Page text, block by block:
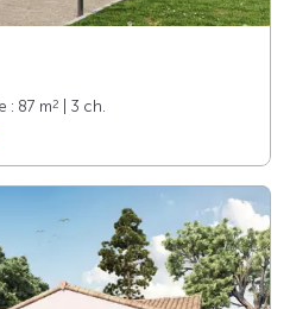
: 87 m2
| 3 ch.